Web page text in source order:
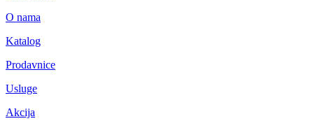
O nama
Katalog
Prodavnice
Usluge
Akcija